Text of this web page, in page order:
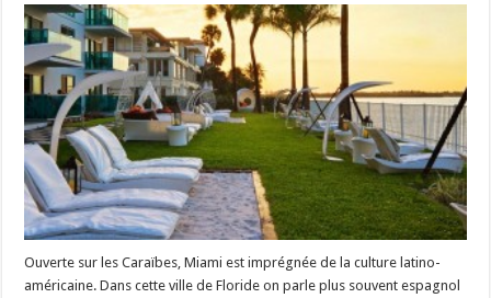
5
plus
beaux
luxe
à
Miami
Ouverte sur les Caraïbes, Miami est imprégnée de la culture latino-
américaine. Dans cette ville de Floride on parle plus souvent espagnol